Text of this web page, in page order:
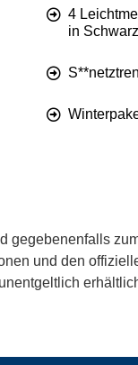
4
in Schwarz
gegebenenfalls
und den